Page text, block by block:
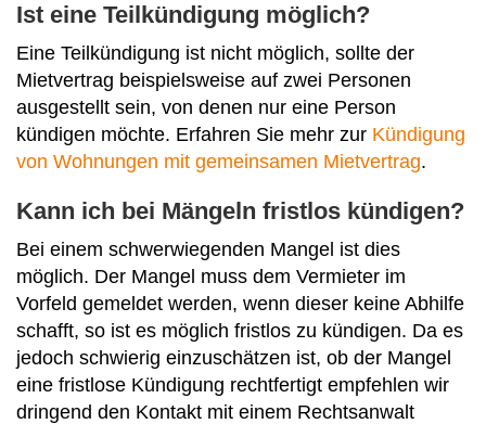
Ist eine Teilkündigung möglich?
Eine Teilkündigung ist nicht möglich, sollte der
Mietvertrag beispielsweise auf zwei Personen
ausgestellt sein, von denen nur eine Person
kündigen möchte. Erfahren Sie mehr zur Kündigung
von Wohnungen mit gemeinsamen Mietvertrag.
Kann ich bei Mängeln fristlos kündigen?
Bei einem schwerwiegenden Mangel ist dies
möglich. Der Mangel muss dem Vermieter im
Vorfeld gemeldet werden, wenn dieser keine Abhilfe
schafft, so ist es möglich fristlos zu kündigen. Da es
jedoch schwierig einzuschätzen ist, ob der Mangel
eine fristlose Kündigung rechtfertigt empfehlen wir
dringend den Kontakt mit einem Rechtsanwalt